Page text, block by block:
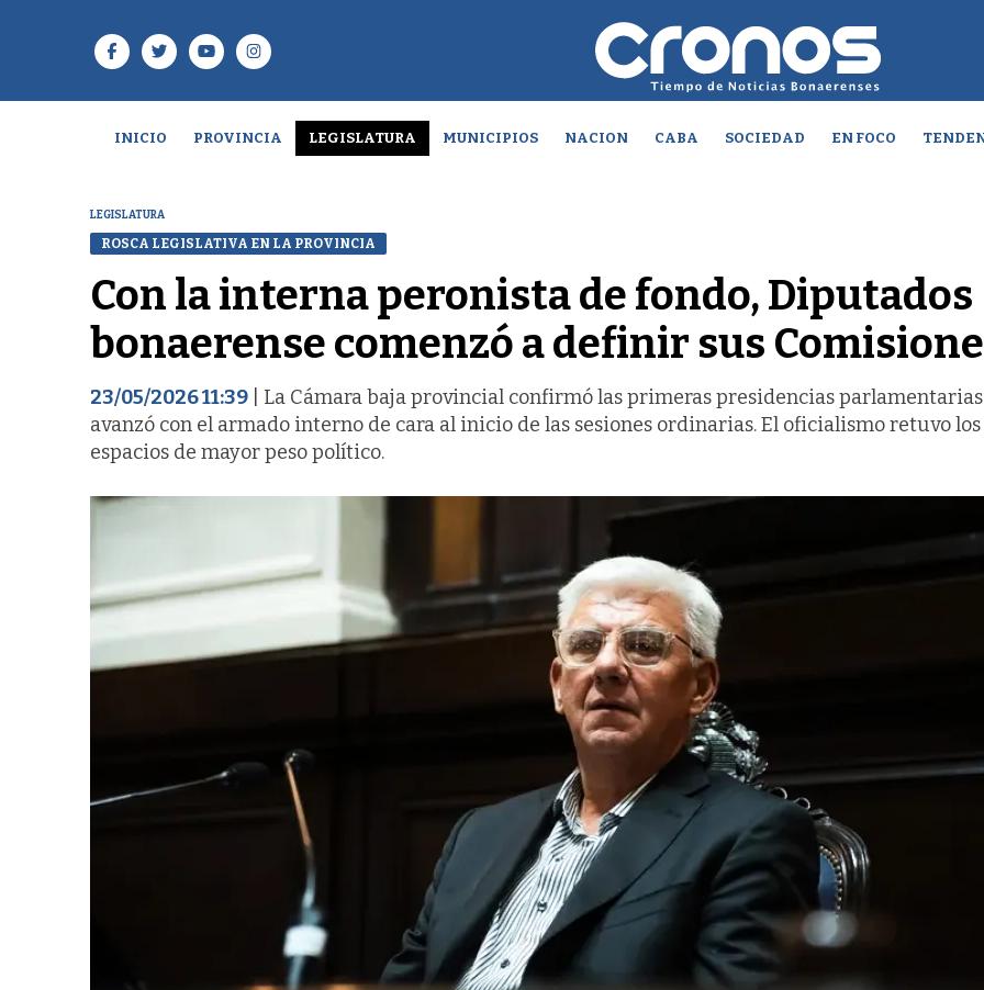
INICIO PROVINCIA LEGISLATURA MUNICIPIOS NACION CABA SOCIEDAD EN FOCO
LEGISLATURA
ROSCA LEGISLATIVA EN LA PROVINCIA
Con la interna peronista de fondo, Diputados
bonaerense comenzó a definir sus
23/05/2026 11:39 | La Cámara baja provincial confirmó las primeras presidencias
avanzó con el armado interno de cara al inicio de las sesiones ordinarias. El oficialismo retuvo los
espacios de mayor peso político.